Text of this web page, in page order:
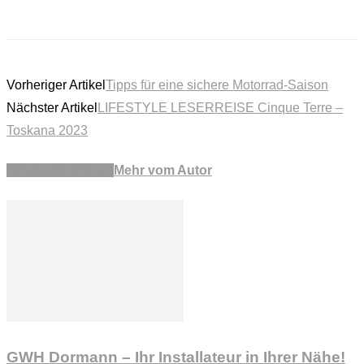
Vorheriger Artikel Tipps für eine sichere Motorrad-Saison
Nächster Artikel
LIFESTYLE LESERREISE Cinque Terre –
Toskana 2023
Mehr vom Autor
GWH Dormann – Ihr Installateur in Ihrer Nähe!